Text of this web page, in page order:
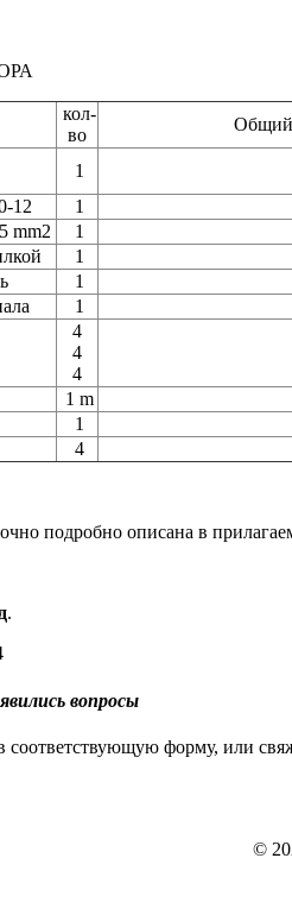
кол-
во
1
12
1
mm2
1
1
1
1
4
4
4
1 m
1
4
подробно описана в
.
вопросы
соответствующую форму, или
©